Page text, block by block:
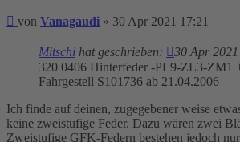
Beitrag
von Vanagaudi » 30 Apr 2021 17:21
Mitschi hat geschrieben: 30 Apr
320 0406 Hinterfeder -PL9-ZL3-ZM1
Fahrgestell S101736 ab 21.04.2006
Ich finde auf deinen, zugegebener weise
keine zweistufige Feder. Dazu wären zwei
Zweistufige GFK-Federn bestehen jedoch